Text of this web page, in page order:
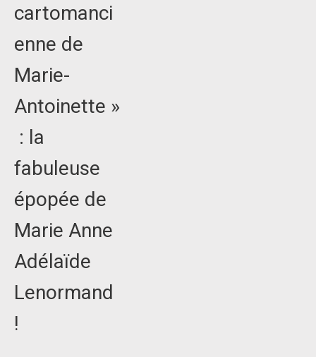
cartomanci
enne de
Marie-
Antoinette »
: la
fabuleuse
épopée de
Marie Anne
Adélaïde
Lenormand
!